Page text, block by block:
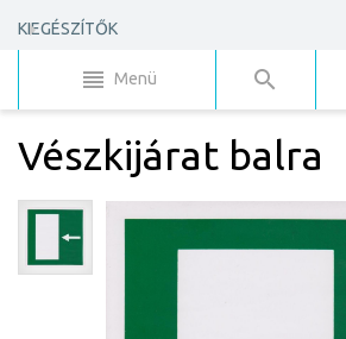
KIEGÉSZÍTŐK
Menü
Vészkijárat balra